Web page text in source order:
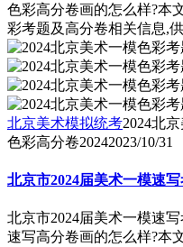
色彩高分卷画的怎么样?本
彩考题及高分卷相关信息,
北京美术模拟统考2024北
色彩高分卷20242023/10/31
北京市2024届美术一模速
北京市2024届美术一模速
速写高分卷画的怎么样?本